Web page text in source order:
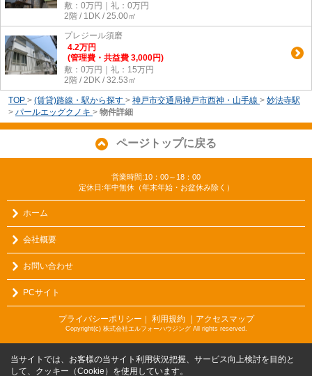
敷：0万円｜礼：0万円
2階 / 1DK / 25.00㎡
プレジール須磨
4.2万円
(管理費・共益費 3,000円)
敷：0万円｜礼：15万円
2階 / 2DK / 32.53㎡
TOP > (賃貸)路線・駅から探す > 神戸市交通局神戸市西神・山手線 > 妙法寺駅
> パールエッグクノキ > 物件詳細
ページトップに戻る
営業時間:10：00～18：00
定休日:年中無休（年末年始・お盆休み除く）
ホーム
会社概要
お問い合わせ
PCサイト
プライバシーポリシー ｜ 利用規約 ｜アクセスマップ
Copyright(c) 株式会社エルフォーハウジング All rights reserved.
当サイトでは、お客様の当サイト利用状況把握、サービス向上検討を目的と
して、クッキー（Cookie）を使用しています。